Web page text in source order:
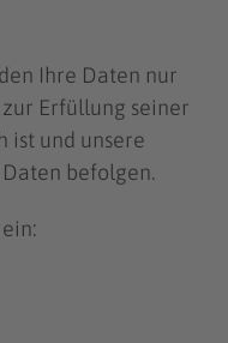
Ihre Daten nur
Erfüllung seiner
ist und unsere
befolgen.